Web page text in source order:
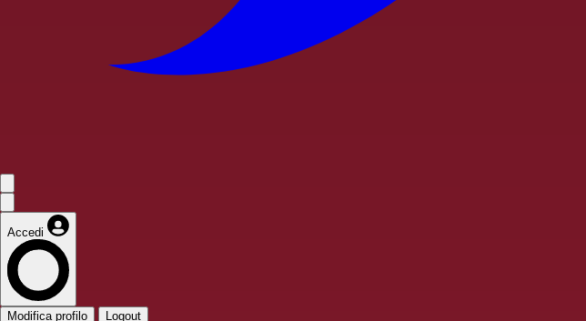
Accedi
Modifica profilo Logout